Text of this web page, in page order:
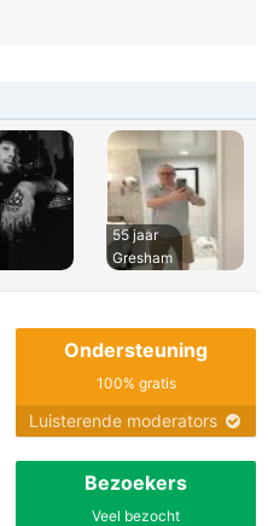
55 jaar
Gresham
Ondersteuning
100% gratis
Luisterende moderators
Bezoekers
Veel bezocht